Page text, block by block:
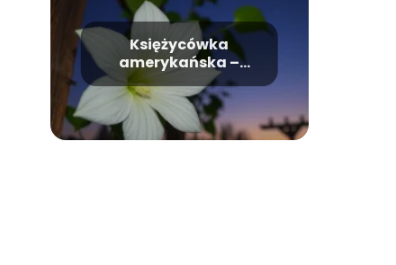
Księżycówka
amerykańska –
wygląd, uprawa,
pielęgnacja